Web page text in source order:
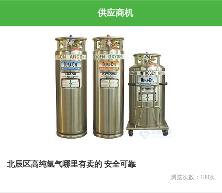
供应商机
北辰区高纯氩气哪里有卖的 安全可靠
浏览次数： 188次